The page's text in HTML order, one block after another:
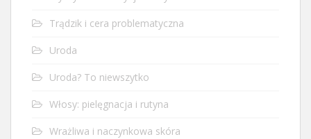
Trądzik i cera problematyczna
Uroda
Uroda? To niewszytko
Włosy: pielęgnacja i rutyna
Wrażliwa i naczynkowa skóra